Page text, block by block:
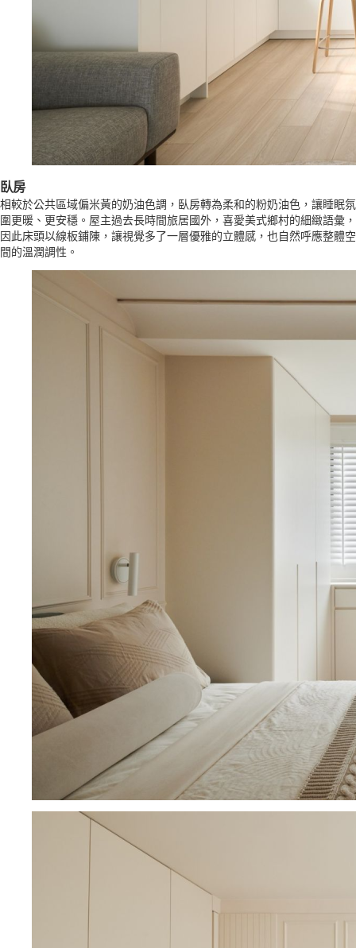
臥房
相較於公共區域偏米黃的奶油色調，臥房轉為柔和的粉奶油色，讓睡眠氛
圍更暖、更安穩。屋主過去長時間旅居國外，喜愛美式鄉村的細緻語彙，
因此床頭以線板鋪陳，讓視覺多了一層優雅的立體感，也自然呼應整體空
間的溫潤調性。